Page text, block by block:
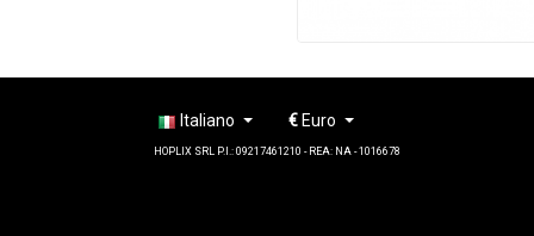
Italiano €Euro
HOPLIX SRL P.I.: 09217461210 - REA: NA - 1016678